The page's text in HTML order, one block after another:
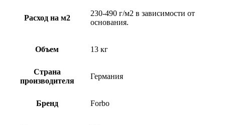
Расход на м2
230-490 г/м2 в зависимости от
основания.
Объем 13 кг
Страна
производителя
Германия
Бренд Forbo